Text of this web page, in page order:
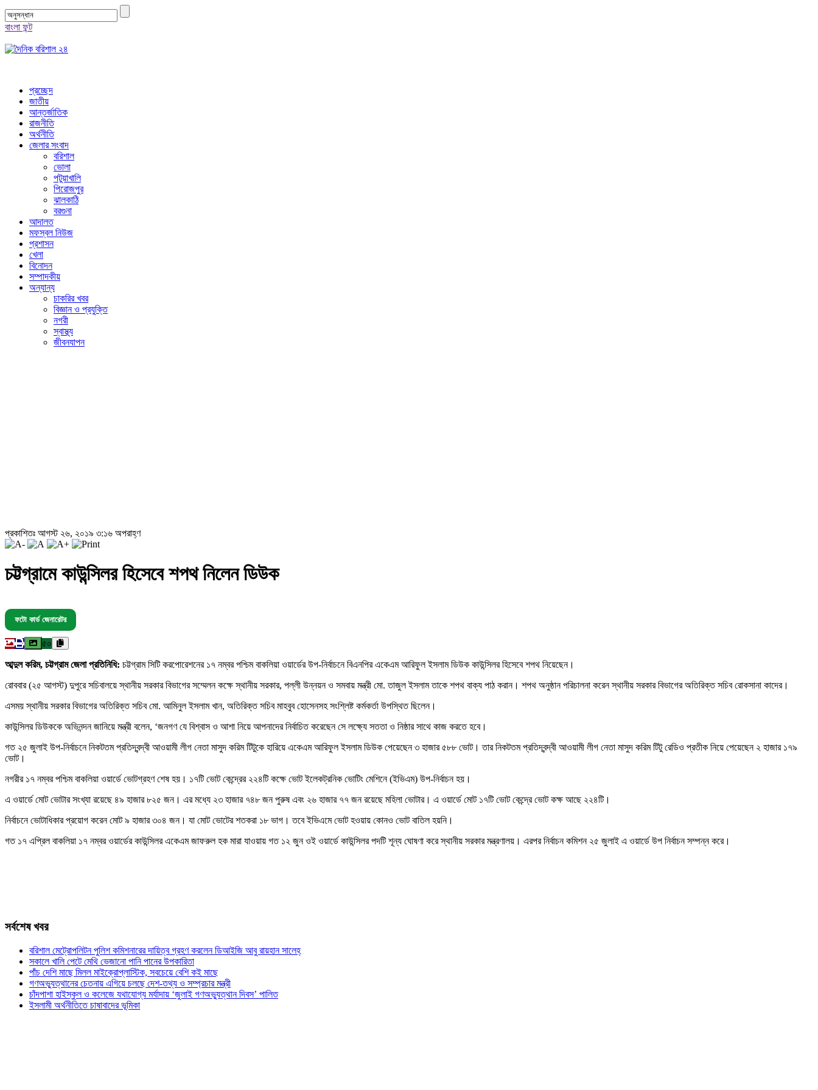
বাংলা ফন্ট
প্রচ্ছেদ
জাতীয়
আন্তর্জাতিক
রাজনীতি
অর্থনীতি
জেলার সংবাদ
বরিশাল
ভোলা
পটুয়াখালি
পিরোজপুর
ঝালকাঠি
বরগুনা
আদালত
মফস্বল নিউজ
প্রশাসন
খেলা
বিনোদন
সম্পাদকীয়
অন্যান্য
চাকরির খবর
বিজ্ঞান ও প্রযুক্তি
নগরী
স্বাস্থ্য
জীবনযাপন
প্রকাশিতঃ আগস্ট ২৬, ২০১৯ ৩:১৬ অপরাহ্ণ
চট্টগ্রামে কাউন্সিলর হিসেবে শপথ নিলেন ডিউক
ফটো কার্ড জেনারেটর
৫০
আব্দুল করিম, চট্টগ্রাম জেলা প্রতিনিধি: চট্টগ্রাম সিটি করপোরেশনের ১৭ নম্বর পশ্চিম বাকলিয়া ওয়ার্ডের উপ-নির্বাচনে বিএনপির একেএম আরিফুল ইসলাম ডিউক কাউন্সিলর হিসেবে শপথ নিয়েছেন।
রোববার (২৫ আগস্ট) দুপুরে সচিবালয়ে স্থানীয় সরকার বিভাগের সম্মেলন কক্ষে স্থানীয় সরকার, পল্লী উন্নয়ন ও সমবায় মন্ত্রী মো. তাজুল ইসলাম তাকে শপথ বাক্য পাঠ করান। শপথ অনুষ্ঠান পরিচালনা করেন স্থানীয় সরকার বিভাগের অতিরিক্ত সচিব রোকসানা কাদের।
এসময় স্থানীয় সরকার বিভাগের অতিরিক্ত সচিব মো. আমিনুল ইসলাম খান, অতিরিক্ত সচিব মাহবুব হোসেনসহ সংশ্লিষ্ট কর্মকর্তা উপস্থিত ছিলেন।
কাউন্সিলর ডিউককে অভিনন্দন জানিয়ে মন্ত্রী বলেন, ‘জনগণ যে বিশ্বাস ও আশা নিয়ে আপনাদের নির্বাচিত করেছেন সে লক্ষ্যে সততা ও নিষ্ঠার সাথে কাজ করতে হবে।
গত ২৫ জুলাই উপ-নির্বাচনে নিকটতম প্রতিদ্বন্দ্বী আওয়ামী লীগ নেতা মাসুদ করিম টিটুকে হারিয়ে একেএম আরিফুল ইসলাম ডিউক পেয়েছেন ৩ হাজার ৫৮৮ ভোট। তার নিকটতম প্রতিদ্বন্দ্বী আওয়ামী লীগ নেতা মাসুদ করিম টিটু রেডিও প্রতীক নিয়ে পেয়েছেন ২ হাজার ১৭৯
ভোট।
নগরীর ১৭ নম্বর পশ্চিম বাকলিয়া ওয়ার্ডে ভোটগ্রহণ শেষ হয়। ১৭টি ভোট কেন্দ্রের ২২৪টি কক্ষে ভোট ইলেকট্রনিক ভোটিং মেশিনে (ইভিএম) উপ-নির্বাচন হয়।
এ ওয়ার্ডে মোট ভোটার সংখ্যা রয়েছে ৪৯ হাজার ৮২৫ জন। এর মধ্যে ২৩ হাজার ৭৪৮ জন পুরুষ এবং ২৬ হাজার ৭৭ জন রয়েছে মহিলা ভোটার। এ ওয়ার্ডে মোট ১৭টি ভোট কেন্দ্রে ভোট কক্ষ আছে ২২৪টি।
নির্বাচনে ভোটাধিকার প্রয়োগ করেন মোট ৯ হাজার ৩০৪ জন। যা মোট ভোটের শতকরা ১৮ ভাগ। তবে ইভিএমে ভোট হওয়ায় কোনও ভোট বাতিল হয়নি।
গত ১৭ এপ্রিল বাকলিয়া ১৭ নম্বর ওয়ার্ডের কাউন্সিলর একেএম জাফরুল হক মারা যাওয়ায় গত ১২ জুন ওই ওয়ার্ডে কাউন্সিলর পদটি শূন্য ঘোষণা করে স্থানীয় সরকার মন্ত্রণালয়। এরপর নির্বাচন কমিশন ২৫ জুলাই এ ওয়ার্ডে উপ নির্বাচন সম্পন্ন করে।
সর্বশেষ খবর
বরিশাল মেট্রোপলিটন পুলিশ কমিশনারের দায়িত্ব গ্রহণ করলেন ডিআইজি আবু রায়হান সালেহ্
সকালে খালি পেটে মেথি ভেজানো পানি পানের উপকারিতা
পাঁচ দেশি মাছে মিলল মাইক্রোপ্লাস্টিক, সবচেয়ে বেশি কই মাছে
গণঅভ্যুত্থানের চেতনায় এগিয়ে চলছে দেশ-তথ্য ও সম্প্রচার মন্ত্রী
চাঁদপাশা হাইস্কুল ও কলেজে যথাযোগ্য মর্যাদায় ‘জুলাই গণঅভ্যুত্থান দিবস’ পালিত
ইসলামী অর্থনীতিতে চাষাবাদের ভূমিকা